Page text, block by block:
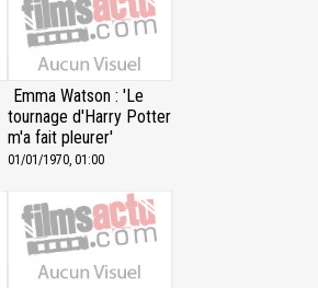
Emma Watson : 'Le
tournage d'Harry Potter
m'a fait pleurer'
01/01/1970, 01:00